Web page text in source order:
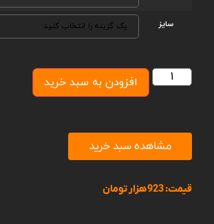
سایز
افزودن به سبد خرید
مشاهده سبد خرید
قیمت:923هزار تومان